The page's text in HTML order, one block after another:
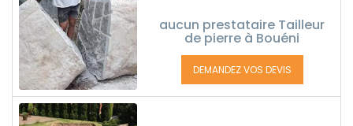
aucun prestataire Tailleur
de pierre à Bouéni
DEMANDEZ VOS DEVIS